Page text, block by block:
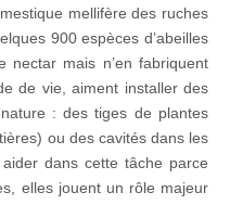
mellifère des ruches
900 espèces d’abeilles
mais n’en fabriquent
de vie, aiment installer des
: des tiges de plantes
ou des cavités dans les
dans cette tâche parce
elles jouent un rôle majeur